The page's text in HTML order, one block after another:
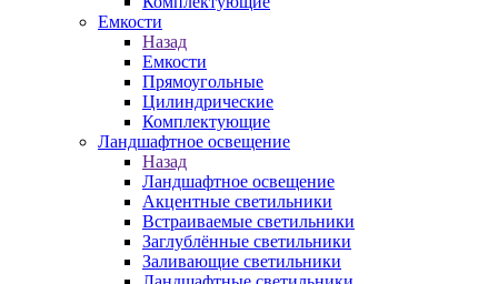
Емкости
Назад
Емкости
Прямоугольные
Цилиндрические
Комплектующие
Ландшафтное освещение
Назад
Ландшафтное освещение
Акцентные светильники
Встраиваемые светильники
Заглублённые светильники
Заливающие светильники